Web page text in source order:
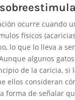
ocurre cuando
físicos
lo que lo lleva a
algunos
de la caricia, si
ellos consideran
forma de señalar